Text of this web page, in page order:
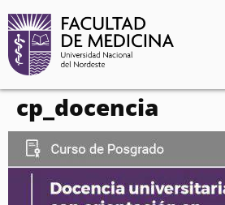
contenido
cp_docencia